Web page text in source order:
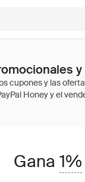
y
Gana 1%